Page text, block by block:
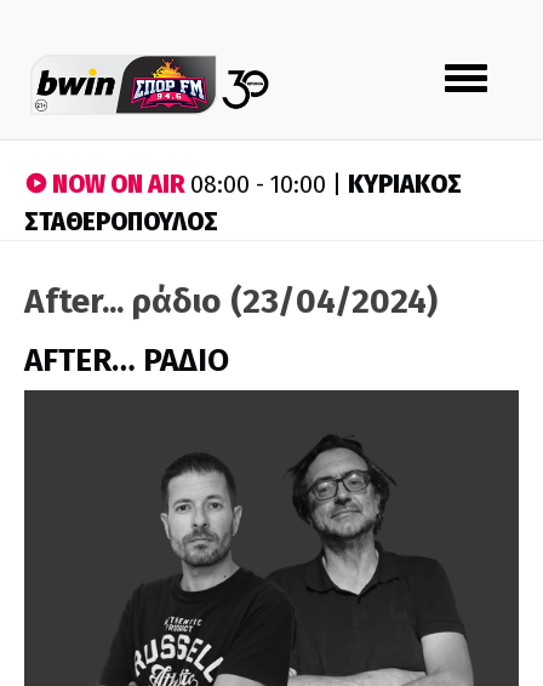
Toggle
navigation
NOW ON AIR08:00 - 10:00 | ΚΥΡΙΑΚΟΣ
ΣΤΑΘΕΡΟΠΟΥΛΟΣ
After... ράδιο (23/04/2024)
AFTER… ΡΑΔΙΟ